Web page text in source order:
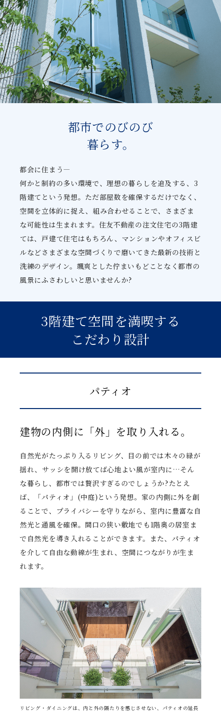
都市でのびのび
暮らす。
都会に住まう―
何かと制約の多い環境で、理想の暮らしを追及する、3
階建てという発想。ただ部屋数を確保するだけでなく、
空間を立体的に捉え、組み合わせることで、さまざま
な可能性は生まれます。住友不動産の注文住宅の3階建
ては、戸建て住宅はもちろん、マンションやオフィスビ
ルなどさまざまな空間づくりで磨いてきた最新の技術と
洗練のデザイン。颯爽とした佇まいもどことなく都市の
風景にふさわしいと思いませんか?
3階建て空間を満喫する
こだわり設計
パティオ
建物の内側に「外」を取り入れる。
自然光がたっぷり入るリビング、目の前では木々の緑が
揺れ、サッシを開け放てば心地よい風が室内に…そん
な暮らし、都市では贅沢すぎるのでしょうか?たとえ
ば、「パティオ」(中庭)という発想。家の内側に外を創
ることで、プライバシーを守りながら、室内に豊富な自
然光と通風を確保。間口の狭い敷地でも1階奥の居室ま
で自然光を導き入れることができます。また、パティオ
を介して自由な動線が生まれ、空間につながりが生ま
れます。
リビング・ダイニングは、内と外の隔たりを感じさせない、パティオの延長